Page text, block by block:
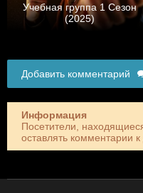
Учебная группа 1 Сезон
(2025)
Добавить комментарий
Информация
Посетители,
оставлять комментарии